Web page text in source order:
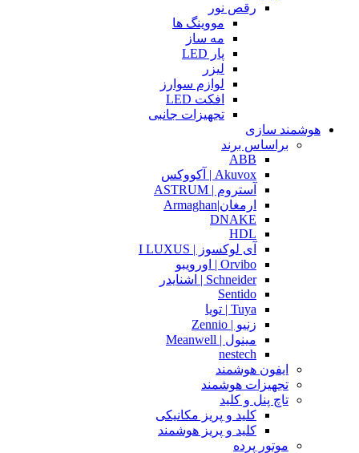
رقص نور
مووینگ ها
مه ساز
پار LED
لیزر
لوازم سوارز
افکت LED
تجهیزات جانبی
هوشمند سازی
براساس برند
ABB
Akuvox | آکووکس
آستروم | ASTRUM
ارمغان|Armaghan
DNAKE
HDL
آی لوکسوز | I LUXUS
Orvibo | اورویبو
Schneider | اشنایدر
Sentido
Tuya | تویا
زنیو | Zennio
مینول | Meanwell
nestech
ایفون هوشمند
تجهیزات هوشمند
تاچ پنل و کلید
کلید و پریز مکانیکی
کلید و پریز هوشمند
موتور پرده